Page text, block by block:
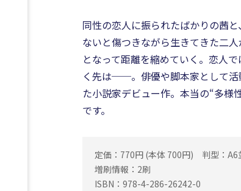
同性の恋人に振られたばかりの茜
ないと傷つきながら生きてきた二
となって距離を縮めていく。恋人
く先は──。俳優や脚本家として活
た小説家デビュー作。本当の“多様
です。
定価：770円 (本体 700円) 判型：A6
増刷情報：2刷
ISBN：978-4-286-26242-0